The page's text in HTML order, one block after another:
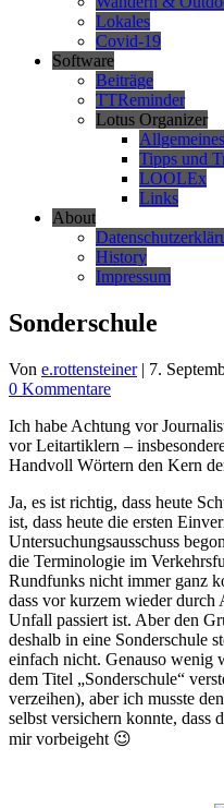
Lokales
Covid-19
Software
Beiträge
TTReminder
Lotus Organizer
Allgemeines
Tipps und
LOOLEx
Links
About
History
Impressum
Sonderschule
Von e.rottensteiner | 7.
0 Kommentare
Ich habe Achtung vor
vor Leitartiklern –
Handvoll Wörtern den Kern
Ja, es ist richtig, dass heute
ist, dass heute die ersten
Untersuchungsausschuss
die Terminologie im
Rundfunks nicht immer ganz
dass vor kurzem wieder durch
Unfall passiert ist. Aber den
deshalb in eine Sonderschule
einfach nicht. Genauso wenig
dem Titel „Sonderschule“
verzeihen), aber ich musste
selbst versichern konnte, dass
mir vorbeigeht 😉